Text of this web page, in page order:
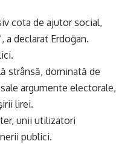
cota de ajutor social,
a declarat Erdoğan.
strânsă, dominată de
argumente electorale,
lirei.
unii utilizatori
publici.